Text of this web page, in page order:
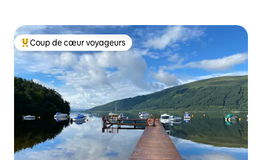
Coups de cœur voyageurs les plus appréciés
Coup de cœur voyageurs